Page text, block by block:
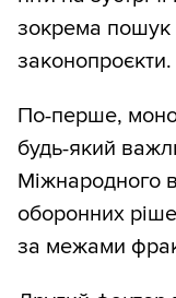
зокрема пошук
законопроєкти.
По-перше,
будь-який
Міжнародного
оборонних
за межами